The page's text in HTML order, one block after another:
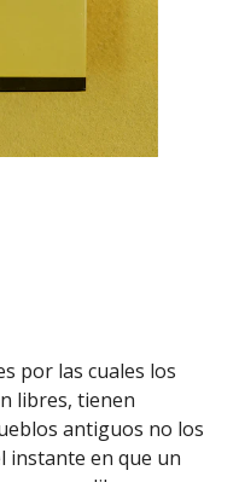
por las cuales los
libres, tienen
antiguos no los
instante en que un